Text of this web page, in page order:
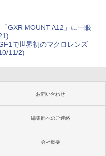
GXR MOUNT A12」に一眼
で世界初のマクロレンズ
11/2)
お問い合わせ
編集部へのご連絡
会社概要